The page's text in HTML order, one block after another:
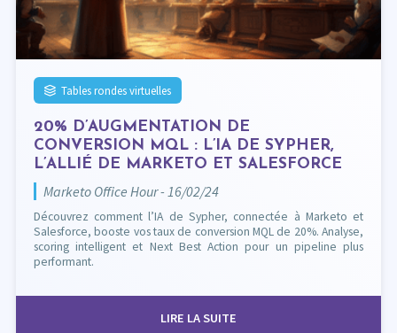
Tables rondes virtuelles
20% D’AUGMENTATION DE
CONVERSION MQL : L’IA DE SYPHER,
L’ALLIÉ DE MARKETO ET SALESFORCE
Marketo Office Hour - 16/02/24
Découvrez comment l’IA de Sypher, connectée à Marketo et
Salesforce, booste vos taux de conversion MQL de 20%. Analyse,
scoring intelligent et Next Best Action pour un pipeline plus
performant.
LIRE LA SUITE